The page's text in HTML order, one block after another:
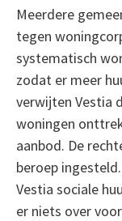
Meerdere
tegen
systematisch
zodat er meer
verwijten Vestia
woningen
aanbod. De
beroep
Vestia sociale
er niets over